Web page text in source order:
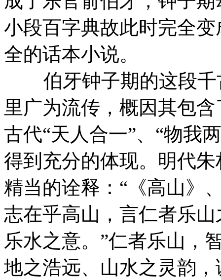
小段百字典故此时完全
全的话本小说。
伯牙钟子期的这段千
里广为流传，概因其包
古代“天人合一”、“物我
得到充分的体现。明代
精当的诠释：“《高山》
志在乎高山，言仁者乐
乐水之意。”仁者乐山，
地之浩远、山水之灵韵